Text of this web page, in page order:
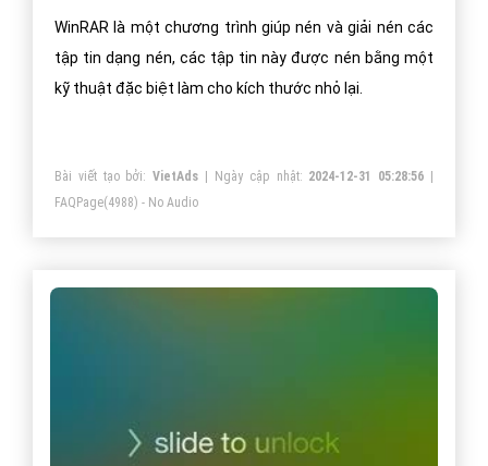
WinRAR là một chương trình giúp nén và giải nén các
tập tin dạng nén, các tập tin này được nén bằng một
kỹ thuật đặc biệt làm cho kích thước nhỏ lại.
Bài viết tạo bởi:VietAds | Ngày cập nhật: 2024-12-31 05:28:56 |
FAQPage(4988) - No Audio